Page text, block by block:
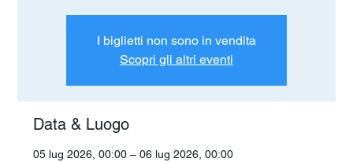
I biglietti non sono in vendita
Scopri gli altri eventi
Data & Luogo
05 lug 2026, 00:00 – 06 lug 2026, 00:00